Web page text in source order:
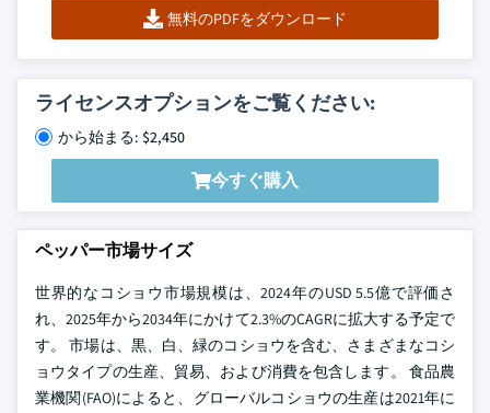
無料のPDFをダウンロード
ライセンスオプションをご覧ください:
から始まる: $2,450
今すぐ購入
ペッパー市場サイズ
世界的なコショウ市場規模は、2024年のUSD 5.5億で評価さ
れ、2025年から2034年にかけて2.3%のCAGRに拡大する予定で
す。 市場は、黒、白、緑のコショウを含む、さまざまなコシ
ョウタイプの生産、貿易、および消費を包含します。 食品農
業機関(FAO)によると、グローバルコショウの生産は2021年に